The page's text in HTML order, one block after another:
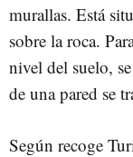
murallas. Está
sobre la roca.
nivel del suelo,
de una pared se
Según recoge